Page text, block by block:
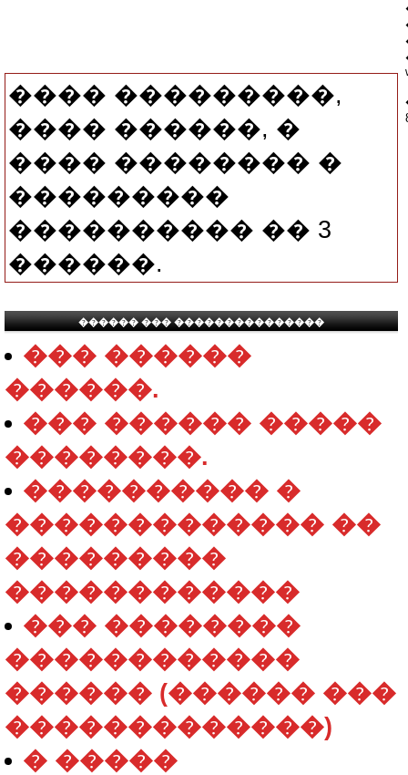
���� ���������,
���� ������, �
���� �������� �
���������
���������� �� 3
������.
������ ��� ���������������
��� ������
������.
��� ������ �����
��������.
���������� �
������������� ��
���������
������������
��� ��������
������������
������ (������ ���
�������������)
� �����